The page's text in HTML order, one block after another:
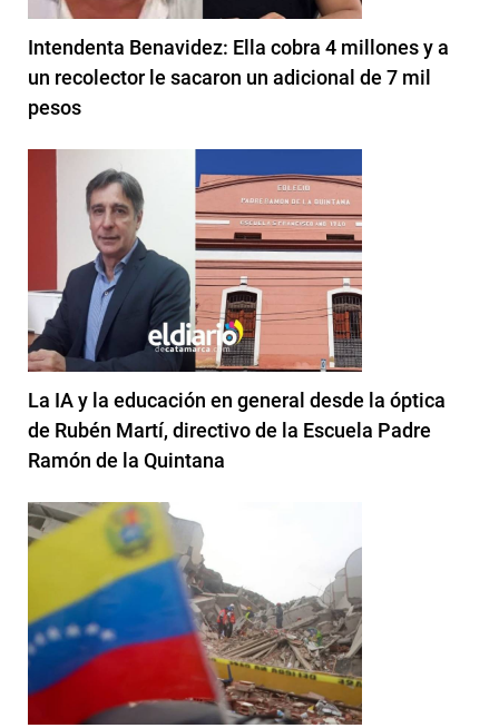
Intendenta Benavidez: Ella cobra 4 millones y a
un recolector le sacaron un adicional de 7 mil
pesos
La IA y la educación en general desde la óptica
de Rubén Martí, directivo de la Escuela Padre
Ramón de la Quintana